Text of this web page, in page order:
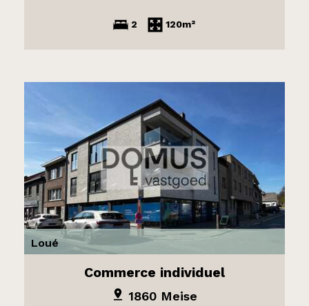
2 120m²
Loué
Commerce individuel
1860 Meise